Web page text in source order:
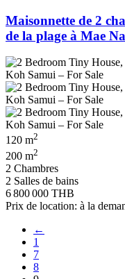
Maisonnette de 2
de la plage à Mae
120 m2
200 m2
2 Chambres
2 Salles de bains
6 800 000 THB
Prix de location: à la
←
1
7
8